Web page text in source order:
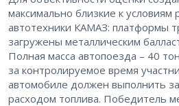
максимально близкие к условиям
автотехники КАМАЗ: платформы
загружены металлическим
Полная масса автопоезда – 40
за контролируемое время
автомобиле должен выполнить
расходом топлива. Победитель